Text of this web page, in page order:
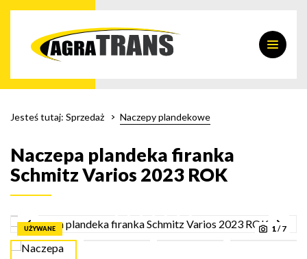
Jesteś tutaj: Sprzedaż Naczepy plandekowe
Naczepa plandeka firanka
Schmitz Varios 2023 ROK
UŻYWANE 1/ 7